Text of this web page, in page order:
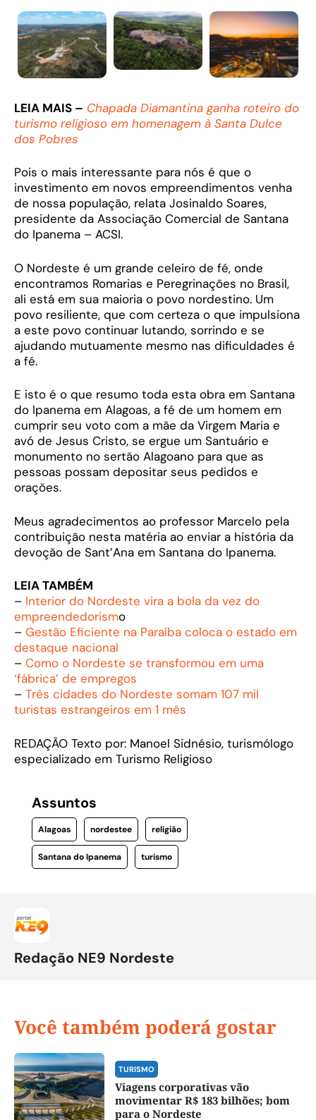
LEIA MAIS – Chapada Diamantina ganha roteiro do
turismo religioso em homenagem à Santa Dulce
dos Pobres
Pois o mais interessante para nós é que o
investimento em novos empreendimentos venha
de nossa população, relata Josinaldo Soares,
presidente da Associação Comercial de Santana
do Ipanema – ACSI.
O Nordeste é um grande celeiro de fé, onde
encontramos Romarias e Peregrinações no Brasil,
ali está em sua maioria o povo nordestino. Um
povo resiliente, que com certeza o que impulsiona
a este povo continuar lutando, sorrindo e se
ajudando mutuamente mesmo nas dificuldades é
a fé.
E isto é o que resumo toda esta obra em Santana
do Ipanema em Alagoas, a fé de um homem em
cumprir seu voto com a mãe da Virgem Maria e
avó de Jesus Cristo, se ergue um Santuário e
monumento no sertão Alagoano para que as
pessoas possam depositar seus pedidos e
orações.
Meus agradecimentos ao professor Marcelo pela
contribuição nesta matéria ao enviar a história da
devoção de Sant’Ana em Santana do Ipanema.
LEIA TAMBÉM
– Interior do Nordeste vira a bola da vez do
empreendedorismo
– Gestão Eficiente na Paraíba coloca o estado em
destaque nacional
– Como o Nordeste se transformou em uma
‘fábrica’ de empregos
– Três cidades do Nordeste somam 107 mil
turistas estrangeiros em 1 mês
REDAÇÃO Texto por: Manoel Sidnésio, turismólogo
especializado em Turismo Religioso
Assuntos
Alagoas nordestee religião
Santana do Ipanema turismo
Redação NE9 Nordeste
Você também poderá gostar
TURISMO
Viagens corporativas vão
movimentar R$ 183 bilhões; bom
para o Nordeste